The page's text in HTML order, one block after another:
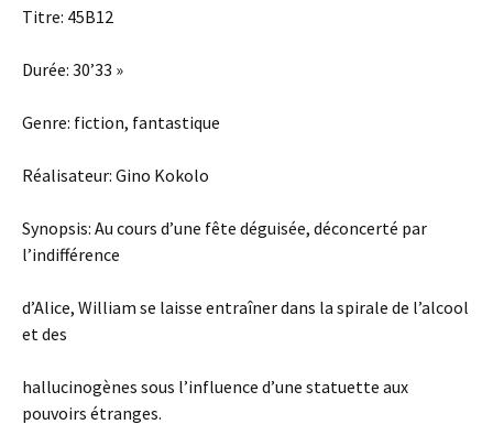
Titre: 45B12
Durée: 30’33 »
Genre: fiction, fantastique
Réalisateur: Gino Kokolo
Synopsis: Au cours d’une fête déguisée, déconcerté par
l’indifférence
d’Alice, William se laisse entraîner dans la spirale de l’alcool
et des
hallucinogènes sous l’influence d’une statuette aux
pouvoirs étranges.